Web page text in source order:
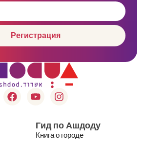
Регистрация
Гид по Ашдоду
Книга о городе